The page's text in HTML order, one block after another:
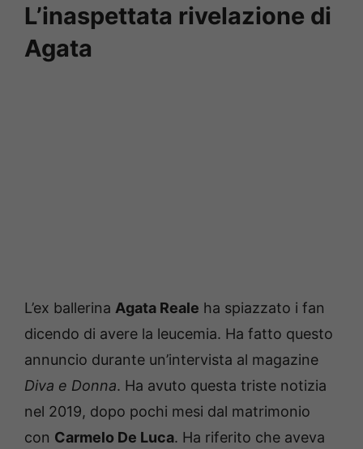
L’inaspettata rivelazione di
Agata
L’ex ballerina Agata Reale ha spiazzato i fan
dicendo di avere la leucemia. Ha fatto questo
annuncio durante un’intervista al magazine
Diva e Donna. Ha avuto questa triste notizia
nel 2019, dopo pochi mesi dal matrimonio
con Carmelo De Luca. Ha riferito che aveva